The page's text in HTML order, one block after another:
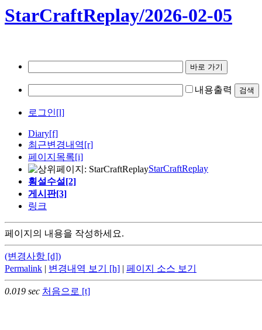
StarCraftReplay/2026-02-05
내용출력
로그인[l]
Diary[f]
최근변경내역[r]
페이지목록[i]
StarCraftReplay
횡설수설[2]
게시판[3]
링크
페이지의 내용을 작성하세요.
(변경사항 [d])
Permalink | 변경내역 보기 [h] | 페이지 소스 보기
0.019 sec 처음으로 [t]